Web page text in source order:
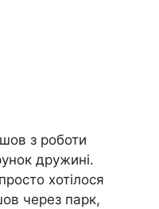
з роботи
дружині.
хотілося
через парк,